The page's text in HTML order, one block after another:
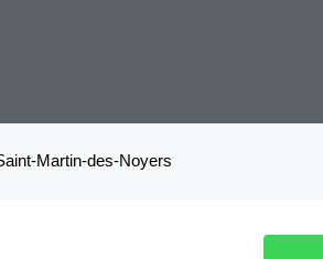
Martin-des-Noyers